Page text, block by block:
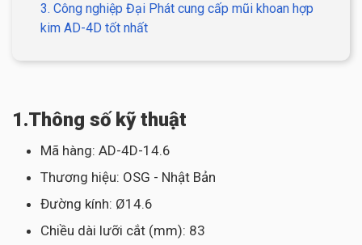
3. Công nghiệp Đại Phát cung cấp mũi khoan hợp
kim AD-4D tốt nhất
1.Thông số kỹ thuật
Mã hàng: AD-4D-14.6
Thương hiệu: OSG - Nhật Bản
Đường kính: Ø14.6
Chiều dài lưỡi cắt (mm): 83